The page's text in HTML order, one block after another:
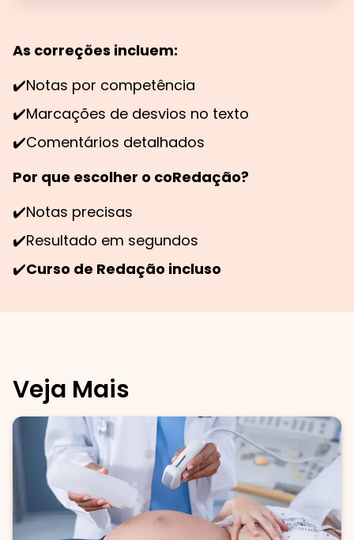
As correções incluem:
✔️Notas por competência
✔️Marcações de desvios no texto
✔️Comentários detalhados
Por que escolher o coRedação?
✔️Notas precisas
✔️Resultado em segundos
✔️Curso de Redação incluso
Veja Mais